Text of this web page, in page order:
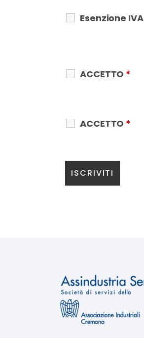
Esenzione IVA
ACCETTO *
ACCETTO *